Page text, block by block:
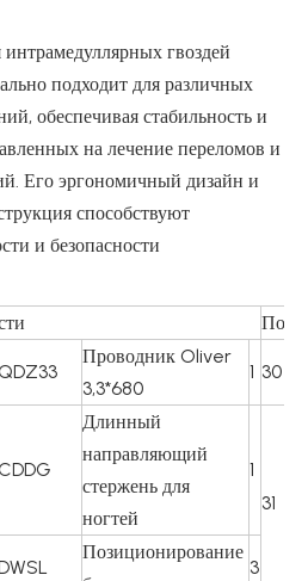
гвоздей
подходит для различных
обеспечивая стабильность и
на лечение переломов и
Его эргономичный дизайн и
способствуют
и безопасности
Проводник Oliver
3,3*680
1 30
Длинный
направляющий
стержень для
ногтей
1
31
Позиционирование
3